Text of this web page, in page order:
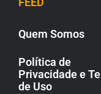
Quem Somos
Política de
Privacidade e
de Uso